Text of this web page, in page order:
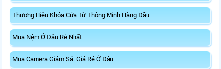
Thương Hiệu Khóa Cửa Từ Thông Minh Hàng Đầu
Mua Nệm Ở Đâu Rẻ Nhất
Mua Camera Giám Sát Giá Rẻ Ở Đâu